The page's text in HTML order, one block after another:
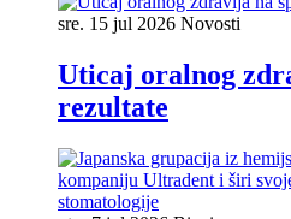
sre. 15 jul 2026 Novosti
Uticaj oralnog
rezultate